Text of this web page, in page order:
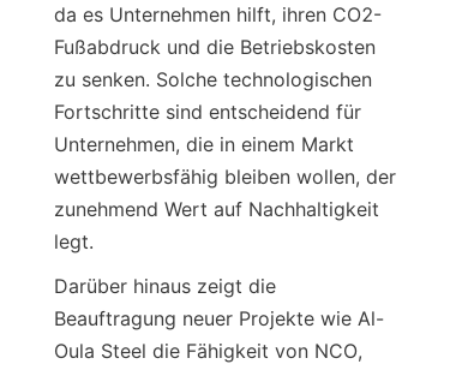
da es Unternehmen hilft, ihren CO2-
Fußabdruck und die Betriebskosten
zu senken. Solche technologischen
Fortschritte sind entscheidend für
Unternehmen, die in einem Markt
wettbewerbsfähig bleiben wollen, der
zunehmend Wert auf Nachhaltigkeit
legt.
Darüber hinaus zeigt die
Beauftragung neuer Projekte wie Al-
Oula Steel die Fähigkeit von NCO,